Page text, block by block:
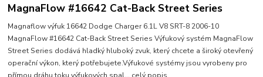
MagnaFlow #16642 Cat-Back Street Series
Magnaflow výfuk 16642 Dodge Charger 6.1L V8 SRT-8 2006-10
MagnaFlow #16642 Cat-Back Street Series Výfukový systém MagnaFlow
Street Series dodává hladký hluboký zvuk, který chcete a široký otevřený
operační výkon, který potřebujete.Výfukové systémy jsou vyrobeny pro
přímou dráhu toku výfukových spal... celý popis